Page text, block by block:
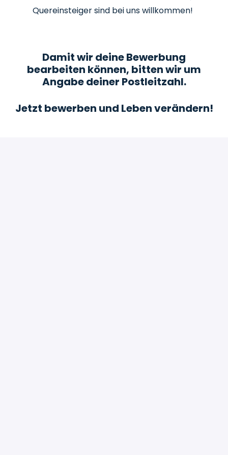
Quereinsteiger sind bei uns willkommen!
Damit wir deine Bewerbung
bearbeiten können, bitten wir um
Angabe deiner Postleitzahl.
Jetzt bewerben und Leben verändern!